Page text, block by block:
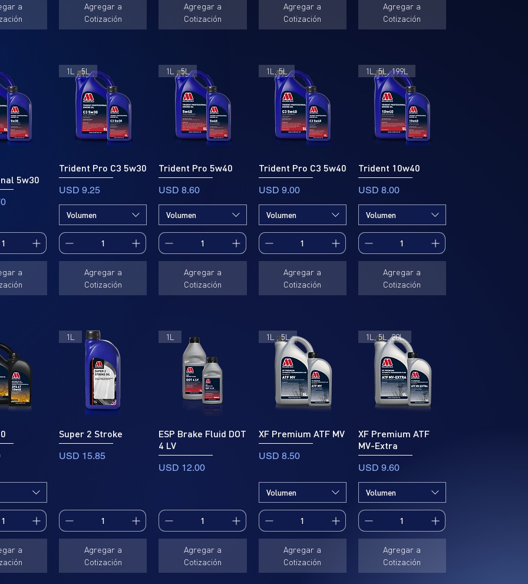
a
Agregar a
Cotización
Agregar a
Cotización
Agregar a
Cotización
Agregar a
Cotización
5w30
a
1L , 5L
Trident Pro C3 5w30
Precio
USD 9.25
Volumen
Agregar a
Cotización
1L , 5L
Trident Pro 5w40
Precio
USD 8.60
Volumen
Agregar a
Cotización
1L, 5L
Trident Pro C3 5w40
Precio
USD 9.00
Volumen
Agregar a
Cotización
1L, 5L, 199L
Trident 10w40
Precio
USD 8.00
Volumen
Agregar a
Cotización
a
1L
Super 2 Stroke
Precio
USD 15.85
Agregar a
Cotización
1L
ESP Brake Fluid DOT
4 LV
Precio
USD 12.00
Agregar a
Cotización
1L , 5L
XF Premium ATF MV
Precio
USD 8.50
Volumen
Agregar a
Cotización
1L, 5L, 20L
XF Premium ATF
MV-Extra
Precio
USD 9.60
Volumen
Agregar a
Cotización